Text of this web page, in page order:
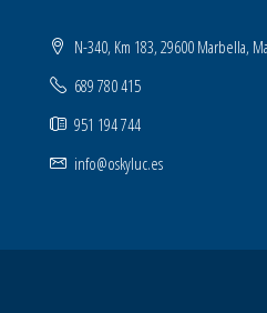
N-340, Km 183, 29600 Marbella,
689 780 415
951 194 744
info@oskyluc.es